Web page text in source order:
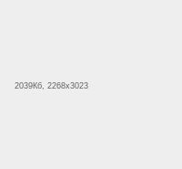
2039Кб, 2268x3023